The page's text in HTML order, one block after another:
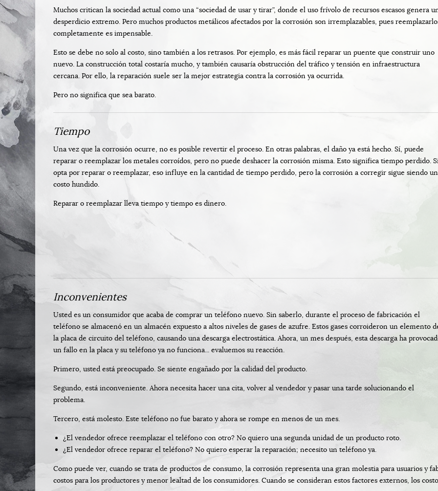
Muchos critican la sociedad actual como una “sociedad de usar y tirar”, donde el uso frívolo de recursos escasos genera
desperdicio extremo. Pero muchos productos metálicos afectados por la corrosión son irremplazables, pues
completamente es impensable.
Esto se debe no solo al costo, sino también a los retrasos. Por ejemplo, es más fácil reparar un puente que construir uno
nuevo. La construcción total costaría mucho, y también causaría obstrucción del tráfico y tensión en infraestructura
cercana. Por ello, la reparación suele ser la mejor estrategia contra la corrosión ya ocurrida.
Pero no significa que sea barato.
Tiempo
Una vez que la corrosión ocurre, no es posible revertir el proceso. En otras palabras, el daño ya está hecho. Sí, puede
reparar o reemplazar los metales corroídos, pero no puede deshacer la corrosión misma. Esto significa tiempo perdido.
opta por reparar o reemplazar, eso influye en la cantidad de tiempo perdido, pero la corrosión a corregir sigue siendo un
costo hundido.
Reparar o reemplazar lleva tiempo y tiempo es dinero.
Inconvenientes
Usted es un consumidor que acaba de comprar un teléfono nuevo. Sin saberlo, durante el proceso de fabricación el
teléfono se almacenó en un almacén expuesto a altos niveles de gases de azufre. Estos gases corroideron un elemento
la placa de circuito del teléfono, causando una descarga electrostática. Ahora, un mes después, esta descarga ha
un fallo en la placa y su teléfono ya no funciona... evaluemos su reacción.
Primero, usted está preocupado. Se siente engañado por la calidad del producto.
Segundo, está inconveniente. Ahora necesita hacer una cita, volver al vendedor y pasar una tarde solucionando el
problema.
Tercero, está molesto. Este teléfono no fue barato y ahora se rompe en menos de un mes.
¿El vendedor ofrece reemplazar el teléfono con otro? No quiero una segunda unidad de un producto roto.
¿El vendedor ofrece reparar el teléfono? No quiero esperar la reparación; necesito un teléfono ya.
Como puede ver, cuando se trata de productos de consumo, la corrosión representa una gran molestia para usuarios y
costos para los productores y menor lealtad de los consumidores. Cuando se consideran estos factores externos, los